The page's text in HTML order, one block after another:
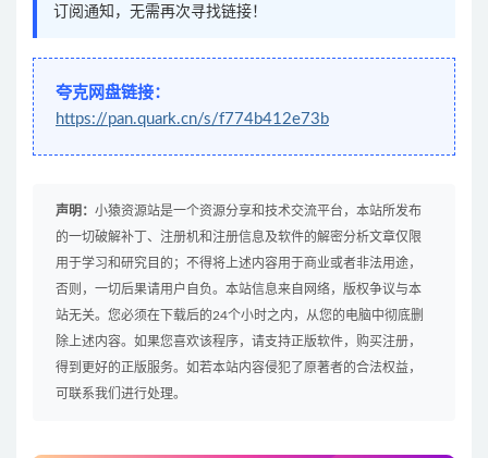
订阅通知，无需再次寻找链接！
夸克网盘链接：
https://pan.quark.cn/s/f774b412e73b
声明： 小猿资源站是一个资源分享和技术交流平台，本站所发布
的一切破解补丁、注册机和注册信息及软件的解密分析文章仅限
用于学习和研究目的；不得将上述内容用于商业或者非法用途，
否则，一切后果请用户自负。本站信息来自网络，版权争议与本
站无关。您必须在下载后的24个小时之内，从您的电脑中彻底删
除上述内容。如果您喜欢该程序，请支持正版软件，购买注册，
得到更好的正版服务。如若本站内容侵犯了原著者的合法权益，
可联系我们进行处理。